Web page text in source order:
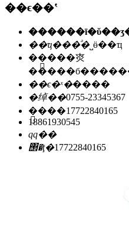
��ϵ��ʽ
��ҵ���ͣ�˽ӫ��ҵ
��ַ���㶫
��ϵ�ˣ�����
�绰��0755-23345367
�ֻ���17722840165
18861930545
qq��
΢�ţ�17722840165